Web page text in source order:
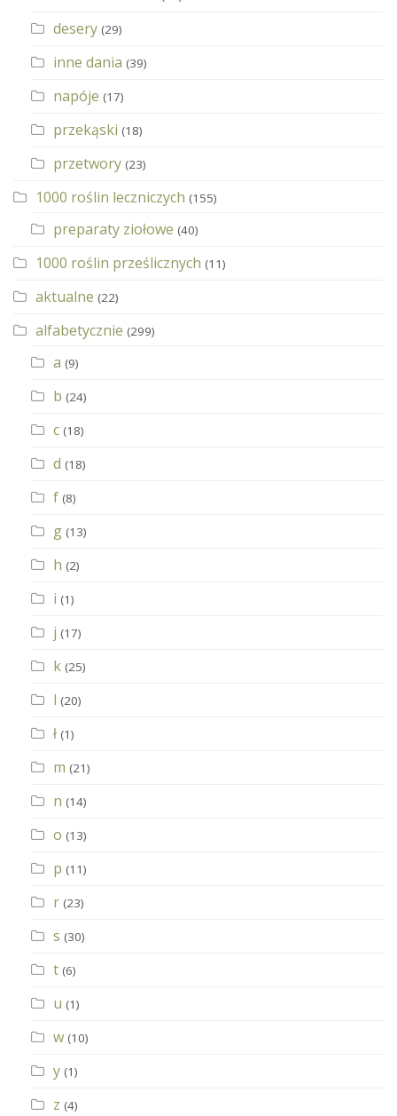
desery (29)
inne dania (39)
napóje (17)
przekąski (18)
przetwory (23)
1000 roślin leczniczych (155)
preparaty ziołowe (40)
1000 roślin prześlicznych (11)
aktualne (22)
alfabetycznie (299)
a (9)
b (24)
c (18)
d (18)
f (8)
g (13)
h (2)
i (1)
j (17)
k (25)
l (20)
ł (1)
m (21)
n (14)
o (13)
p (11)
r (23)
s (30)
t (6)
u (1)
w (10)
y (1)
z (4)